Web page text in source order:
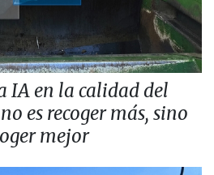
IA en la calidad del
es recoger más, sino
mejor